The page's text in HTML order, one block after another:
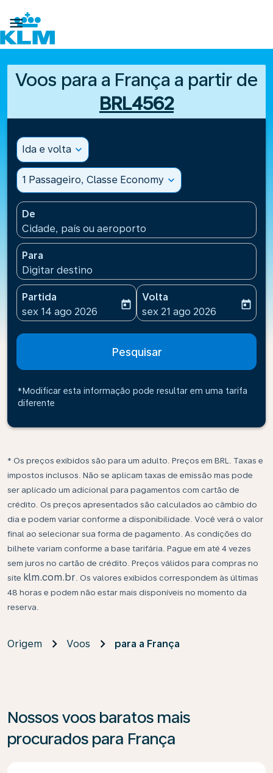

Voos para a França a partir de
BRL4562
Ida e volta expand_more
1 Passageiro, Classe Economy expand_more
De
Cidade, país ou aeroporto
Para
Digitar destino
Partida
fc-booking-departure-date-aria-label
sex 14 ago 2026
today
Volta
fc-booking-return-date-
sex 21 ago 2026
today
Pesquisar
*Modificar esta informação pode resultar em uma tarifa
diferente
* Os preços exibidos são para um adulto. Preços em BRL. Taxas e
impostos inclusos. Não se aplicam taxas de emissão mas pode
ser aplicado um adicional para pagamentos com cartão de
crédito. Os preços apresentados são calculados ao câmbio do
dia e podem variar conforme a disponibilidade. Você verá o valor
final ao selecionar sua forma de pagamento. As condições do
bilhete variam conforme a base tarifária. Pague em até 4 vezes
sem juros no cartão de crédito. Preços válidos para compras no
site klm.com.br . Os valores exibidos correspondem às últimas
48 horas e podem não estar mais disponíveis no momento da
reserva.
Origem Voos para a França
Nossos voos baratos mais
procurados para França